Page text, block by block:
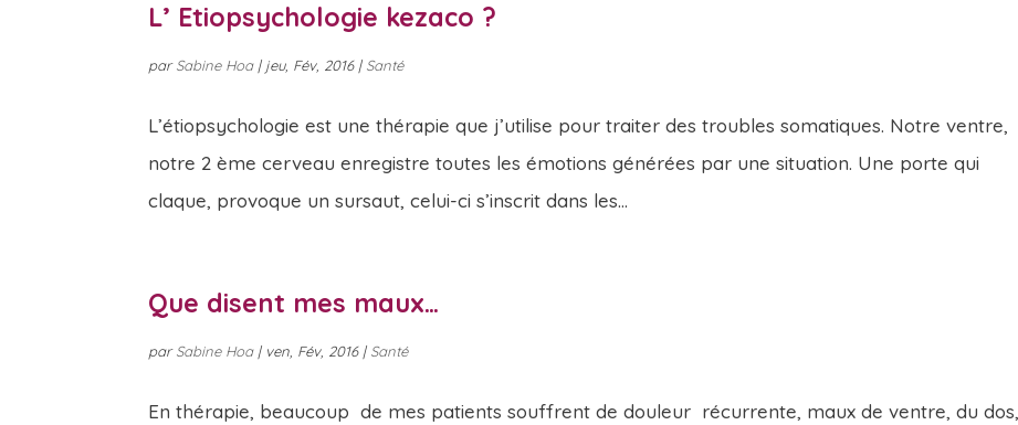
L’ Etiopsychologie kezaco ?
parSabine Hoa| jeu, Fév, 2016| Santé
L’étiopsychologie est une thérapie que j’utilise pour traiter des troubles somatiques. Notre ventre,
notre 2 ème cerveau enregistre toutes les émotions générées par une situation. Une porte qui
claque, provoque un sursaut, celui-ci s’inscrit dans les...
Que disent mes maux…
parSabine Hoa| ven, Fév, 2016| Santé
En thérapie, beaucoup de mes patients souffrent de douleur récurrente, maux de ventre, du dos,